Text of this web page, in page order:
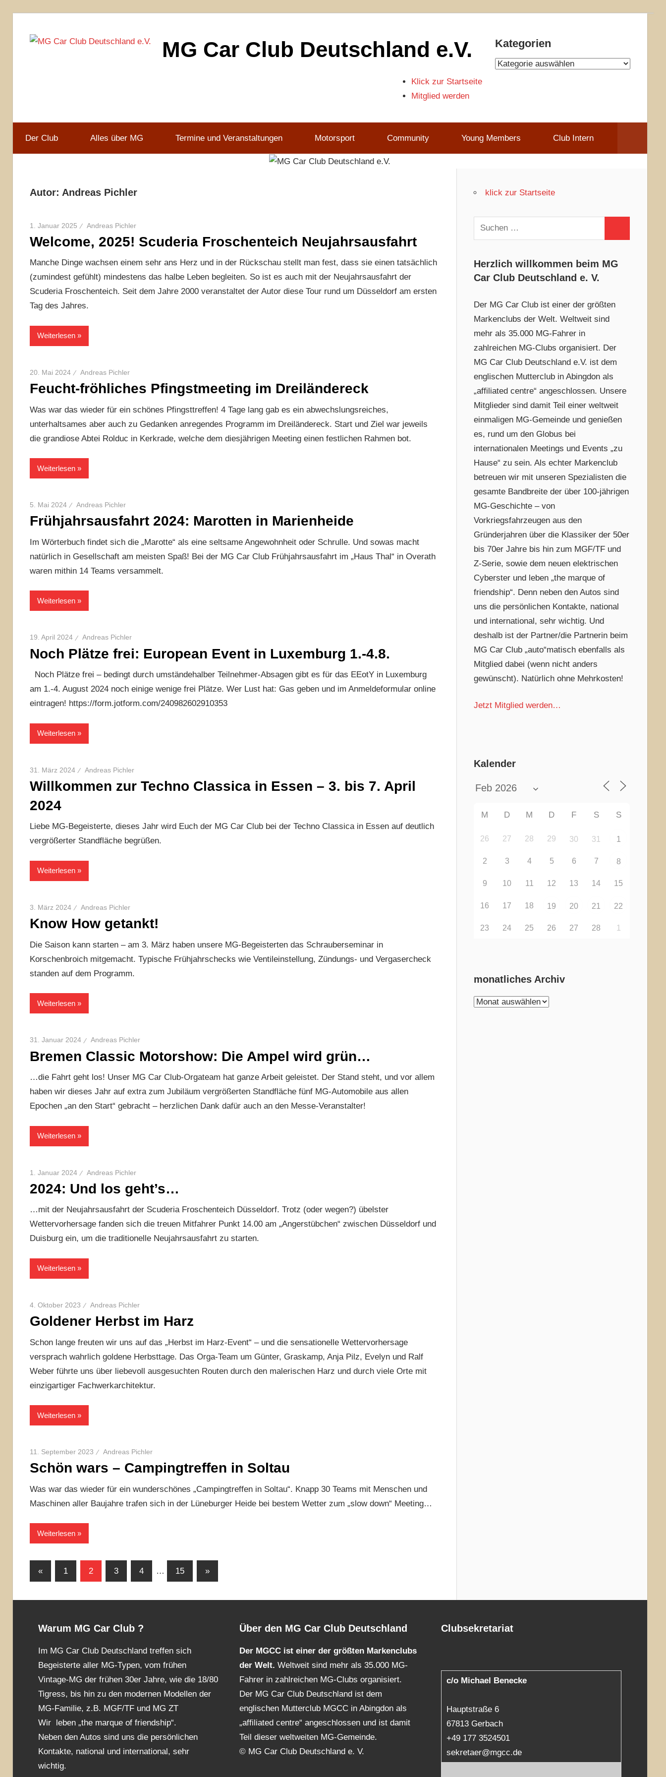
Inhalt
MG Car Club Deutschland e.V. Kategorien
Kategorien
Klick zur Startseite
Mitglied werden
Der Club Alles über MG Termine und Veranstaltungen Motorsport Community Young Members Club Intern
Autor: Andreas Pichler
1. Januar 2025 Andreas Pichler
Welcome, 2025! Scuderia Froschenteich Neujahrsausfahrt
Manche Dinge wachsen einem sehr ans Herz und in der Rückschau stellt man fest, dass sie einen tatsächlich
(zumindest gefühlt) mindestens das halbe Leben begleiten. So ist es auch mit der Neujahrsausfahrt der
Scuderia Froschenteich. Seit dem Jahre 2000 veranstaltet der Autor diese Tour rund um Düsseldorf am ersten
Tag des Jahres.
Weiterlesen
20. Mai 2024 Andreas Pichler
Feucht-fröhliches Pfingstmeeting im Dreiländereck
Was war das wieder für ein schönes Pfingsttreffen! 4 Tage lang gab es ein abwechslungsreiches,
unterhaltsames aber auch zu Gedanken anregendes Programm im Dreiländereck. Start und Ziel war jeweils
die grandiose Abtei Rolduc in Kerkrade, welche dem diesjährigen Meeting einen festlichen Rahmen bot.
Weiterlesen
5. Mai 2024 Andreas Pichler
Frühjahrsausfahrt 2024: Marotten in Marienheide
Im Wörterbuch findet sich die „Marotte“ als eine seltsame Angewohnheit oder Schrulle. Und sowas macht
natürlich in Gesellschaft am meisten Spaß! Bei der MG Car Club Frühjahrsausfahrt im „Haus Thal“ in Overath
waren mithin 14 Teams versammelt.
Weiterlesen
19. April 2024 Andreas Pichler
Noch Plätze frei: European Event in Luxemburg 1.-4.8.
Noch Plätze frei – bedingt durch umständehalber Teilnehmer-Absagen gibt es für das EEotY in Luxemburg
am 1.-4. August 2024 noch einige wenige frei Plätze. Wer Lust hat: Gas geben und im Anmeldeformular online
eintragen! https://form.jotform.com/240982602910353
Weiterlesen
31. März 2024 Andreas Pichler
Willkommen zur Techno Classica in Essen – 3. bis 7. April
2024
Liebe MG-Begeisterte, dieses Jahr wird Euch der MG Car Club bei der Techno Classica in Essen auf deutlich
vergrößerter Standfläche begrüßen.
Weiterlesen
3. März 2024 Andreas Pichler
Know How getankt!
Die Saison kann starten – am 3. März haben unsere MG-Begeisterten das Schrauberseminar in
Korschenbroich mitgemacht. Typische Frühjahrschecks wie Ventileinstellung, Zündungs- und Vergasercheck
standen auf dem Programm.
Weiterlesen
31. Januar 2024 Andreas Pichler
Bremen Classic Motorshow: Die Ampel wird grün…
…die Fahrt geht los! Unser MG Car Club-Orgateam hat ganze Arbeit geleistet. Der Stand steht, und vor allem
haben wir dieses Jahr auf extra zum Jubiläum vergrößerten Standfläche fünf MG-Automobile aus allen
Epochen „an den Start“ gebracht – herzlichen Dank dafür auch an den Messe-Veranstalter!
Weiterlesen
1. Januar 2024 Andreas Pichler
2024: Und los geht’s…
…mit der Neujahrsausfahrt der Scuderia Froschenteich Düsseldorf. Trotz (oder wegen?) übelster
Wettervorhersage fanden sich die treuen Mitfahrer Punkt 14.00 am „Angerstübchen“ zwischen Düsseldorf und
Duisburg ein, um die traditionelle Neujahrsausfahrt zu starten.
Weiterlesen
4. Oktober 2023 Andreas Pichler
Goldener Herbst im Harz
Schon lange freuten wir uns auf das „Herbst im Harz-Event“ – und die sensationelle Wettervorhersage
versprach wahrlich goldene Herbsttage. Das Orga-Team um Günter, Graskamp, Anja Pilz, Evelyn und Ralf
Weber führte uns über liebevoll ausgesuchten Routen durch den malerischen Harz und durch viele Orte mit
einzigartiger Fachwerkarchitektur.
Weiterlesen
11. September 2023 Andreas Pichler
Schön wars – Campingtreffen in Soltau
Was war das wieder für ein wunderschönes „Campingtreffen in Soltau“. Knapp 30 Teams mit Menschen und
Maschinen aller Baujahre trafen sich in der Lüneburger Heide bei bestem Wetter zum „slow down“ Meeting…
Weiterlesen
Seitennummerierung
«Vorherige
1 2 3 4 … 15
Nächste
»
klick zur Startseite
Suchen
nach:
Herzlich willkommen beim MG
Car Club Deutschland e. V.
Der MG Car Club ist einer der größten
Markenclubs der Welt. Weltweit sind
mehr als 35.000 MG-Fahrer in
zahlreichen MG-Clubs organisiert. Der
MG Car Club Deutschland e.V. ist dem
englischen Mutterclub in Abingdon als
„affiliated centre“ angeschlossen. Unsere
Mitglieder sind damit Teil einer weltweit
einmaligen MG-Gemeinde und genießen
es, rund um den Globus bei
internationalen Meetings und Events „zu
Hause“ zu sein. Als echter Markenclub
betreuen wir mit unseren Spezialisten die
gesamte Bandbreite der über 100-jährigen
MG-Geschichte – von
Vorkriegsfahrzeugen aus den
Gründerjahren über die Klassiker der 50er
bis 70er Jahre bis hin zum MGF/TF und
Z-Serie, sowie dem neuen elektrischen
Cyberster und leben „the marque of
friendship“. Denn neben den Autos sind
uns die persönlichen Kontakte, national
und international, sehr wichtig. Und
deshalb ist der Partner/die Partnerin beim
MG Car Club „auto“matisch ebenfalls als
Mitglied dabei (wenn nicht anders
gewünscht). Natürlich ohne Mehrkosten!
Jetzt Mitglied werden…
Kalender
M D M D F S S
26 27 28 29 30 31 1
2 3 4 5 6 7 8
9 10 11 12 13 14 15
16 17 18 19 20 21 22
23 24 25 26 27 28 1
monatliches Archiv
monatliches
Warum MG Car Club ?
Im MG Car Club Deutschland treffen sich
Begeisterte aller MG-Typen, vom frühen
Vintage-MG der frühen 30er Jahre, wie die 18/80
Tigress, bis hin zu den modernen Modellen der
MG-Familie, z.B. MGF/TF und MG ZT
Wir leben „the marque of friendship“.
Neben den Autos sind uns die persönlichen
Kontakte, national und international, sehr
wichtig.
Über den MG Car Club Deutschland
Der MGCC ist einer der größten Markenclubs
der Welt.Weltweit sind mehr als 35.000 MG-
Fahrer in zahlreichen MG-Clubs organisiert.
Der MG Car Club Deutschland ist dem
englischen Mutterclub MGCC in Abingdon als
„affiliated centre“ angeschlossen und ist damit
Teil dieser weltweiten MG-Gemeinde.
© MG Car Club Deutschland e. V.
Clubsekretariat
c/o Michael Benecke
Hauptstraße 6
67813 Gerbach
+49 177 3524501
sekretaer@mgcc.de